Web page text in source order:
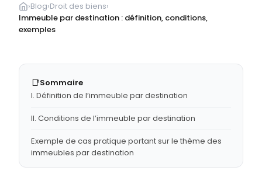
›Blog›Droit des biens›
Immeuble par destination : définition, conditions,
exemples
📑Sommaire
I. Définition de l’immeuble par destination
II. Conditions de l’immeuble par destination
Exemple de cas pratique portant sur le thème des
immeubles par destination